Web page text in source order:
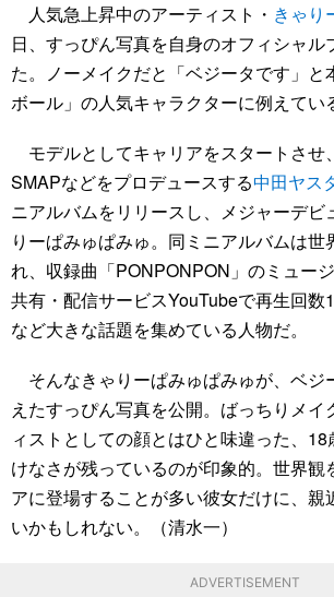
人気急上昇中のアーティスト・ きゃり
日、すっぴん写真を自身のオフィシャル
た。ノーメイクだと「ベジータです」と
ボール」の人気キャラクターに例えてい
モデルとしてキャリアをスタートさせ
SMAPなどをプロデュースする中田ヤス
ニアルバムをリリースし、メジャーデビ
りーぱみゅぱみゅ。同ミニアルバムは世
れ、収録曲「PONPONPON」のミュー
共有・配信サービスYouTubeで再生回数
など大きな話題を集めている人物だ。
そんなきゃりーぱみゅぱみゅが、ベジ
えたすっぴん写真を公開。ばっちりメイ
ィストとしての顔とはひと味違った、
けなさが残っているのが印象的。世界観
アに登場することが多い彼女だけに、親
いかもしれない。（清水一）
ADVERTISEMENT